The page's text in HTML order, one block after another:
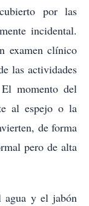
por las
incidental.
examen clínico
las actividades
momento del
al espejo o la
de forma
pero de alta
agua y el jabón